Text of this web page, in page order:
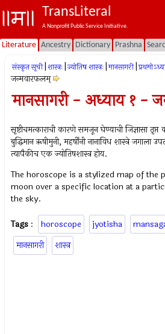
TransLiteral
A Nonprofit Public Service Initiative.
Literature Ancestry Dictionary Prashna
संस्कृत सूची शास्त्रः ज्योतिष शास्त्रः मानसागरी
जन्मवारफलम्
मानसागरी - अध्याय १ -
सृष्टीचमत्काराची कारणे समजून घेण्याची जिज्ञासा तृप्त
बुद्धिमान ऋषीमुनी, महर्षींनी नानाविध शास्त्रे
त्यापैकीच एक ज्योतिषशास्त्र होय.
The horoscope is a stylized map of the
moon over a specific location at a
the sky.
Tags : horoscope jyotisha
मानसागरी
शास्त्र